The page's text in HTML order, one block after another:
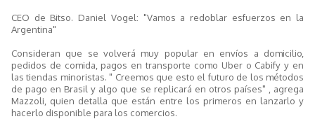
CEO de Bitso. Daniel Vogel: "Vamos a redoblar esfuerzos en la
Argentina"
Consideran que se volverá muy popular en envíos a domicilio,
pedidos de comida, pagos en transporte como Uber o Cabify y en
las tiendas minoristas. " Creemos que esto el futuro de los métodos
de pago en Brasil y algo que se replicará en otros países" , agrega
Mazzoli, quien detalla que están entre los primeros en lanzarlo y
hacerlo disponible para los comercios.